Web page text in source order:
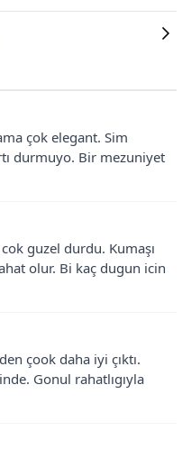
çok elegant. Sim
durmuyo. Bir mezuniyet
guzel durdu. Kumaşı
olur. Bi kaç dugun icin
çook daha iyi çıktı.
Gonul rahatlıgıyla